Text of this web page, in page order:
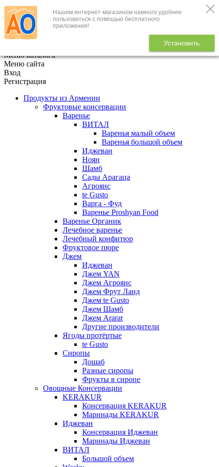
Нашим интернет-магазином намного удобнее
пользоваться с помощью бесплатного
приложения!
Установить
+7 (495) 646-888-1
В корзине
Меню каталога
Меню сайта
Вход
Регистрация
Продукты из Армении
Фруктовые консервации
Варенье
ВИТАЛ
Варенья малый объем
Варенья большой объем
Иджеван
Ноян
Шамб
Сады Арагаца
Агроянс
te Gusto
Варга - Фуд
Варенье Proshyan Food
Варенье Органик
Лечебное варенье
Лечебный конфитюр
Фруктовое пюре
Джем
Иджеван
Джем YAN
Джем Агроянс
Джем Фрут Ланд
Джем te Gusto
Джем Шамб
Джем Ararat
Другие производители
Ягоды протёртые
te Gusto
Сиропы
Дошаб
Разные сиропы
Фрукты в сиропе
Овощные Консервации
KERAKUR
Консервация KERAKUR
Маринады KERAKUR
Иджеван
Консервация Иджеван
Маринады Иджеван
ВИТАЛ
Большой объем